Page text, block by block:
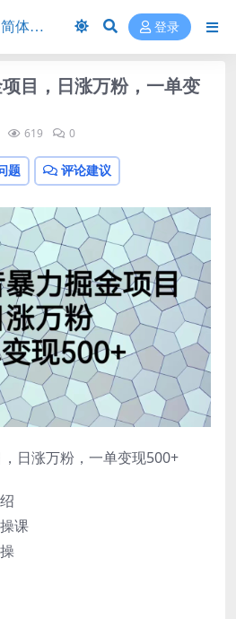
登录
目，日涨万粉，一单变
619 0
题 评论建议
日涨万粉，一单变现500+
课